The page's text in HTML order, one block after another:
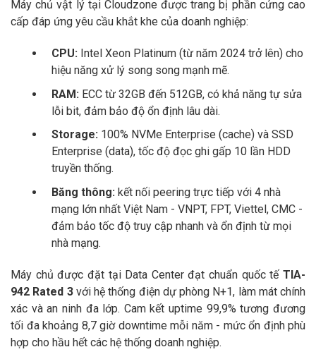
Máy chủ vật lý tại Cloudzone được trang bị phần cứng cao
cấp đáp ứng yêu cầu khắt khe của doanh nghiệp:
CPU: Intel Xeon Platinum (từ năm 2024 trở lên) cho
hiệu năng xử lý song song mạnh mẽ.
RAM: ECC từ 32GB đến 512GB, có khả năng tự sửa
lỗi bit, đảm bảo độ ổn định lâu dài.
Storage: 100% NVMe Enterprise (cache) và SSD
Enterprise (data), tốc độ đọc ghi gấp 10 lần HDD
truyền thống.
Băng thông: kết nối peering trực tiếp với 4 nhà
mạng lớn nhất Việt Nam - VNPT, FPT, Viettel, CMC -
đảm bảo tốc độ truy cập nhanh và ổn định từ mọi
nhà mạng.
Máy chủ được đặt tại Data Center đạt chuẩn quốc tế TIA-
942 Rated 3với hệ thống điện dự phòng N+1, làm mát chính
xác và an ninh đa lớp. Cam kết uptime 99,9% tương đương
tối đa khoảng 8,7 giờ downtime mỗi năm - mức ổn định phù
hợp cho hầu hết các hệ thống doanh nghiệp.